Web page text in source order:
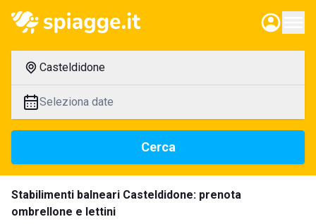
Casteldidone
Seleziona date
Cerca
Stabilimenti balneari Casteldidone: prenota
ombrellone e lettini